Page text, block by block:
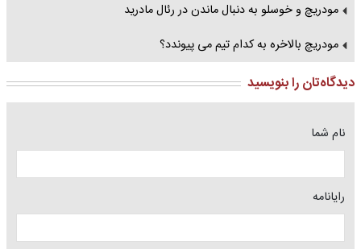
مودریچ و خوسلو به دنبال ماندن در رئال مادرید
مودریچ بالاخره به کدام تیم می پیوندد؟
دیدگاه‌تان را بنویسید
نام شما
رایانامه